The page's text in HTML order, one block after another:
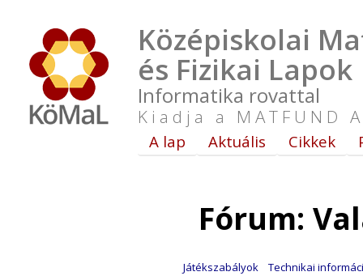
Középiskolai
és Fizikai Lapok
Informatika rovattal
Kiadja a MATFUND
A lap Aktuális Cikkek
Fórum:
Játékszabályok Technikai